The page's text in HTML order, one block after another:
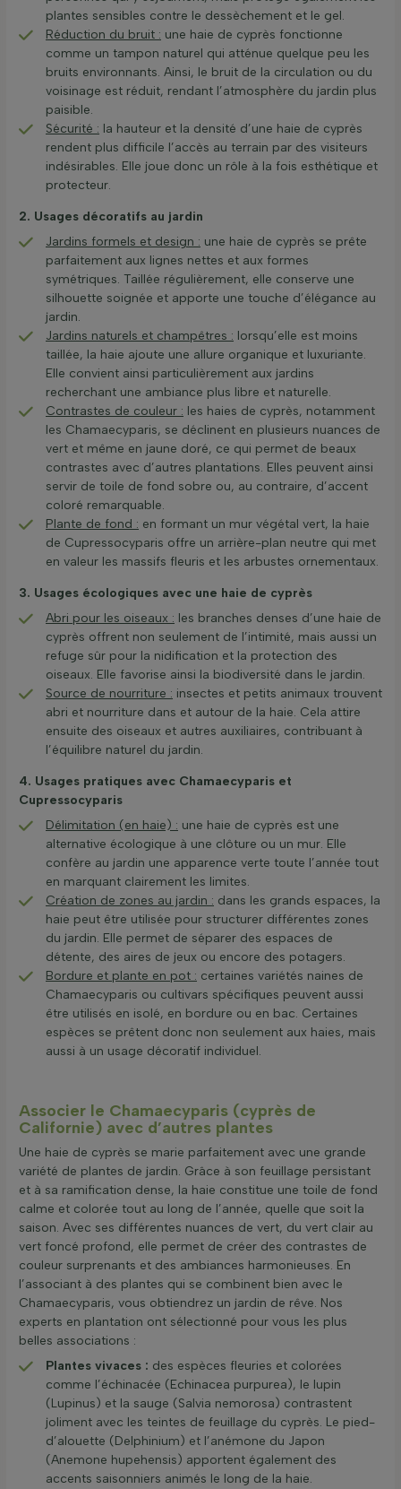
plantes sensibles contre le dessèchement et le gel.
Réduction du bruit : une haie de cyprès fonctionne
comme un tampon naturel qui atténue quelque peu les
bruits environnants. Ainsi, le bruit de la circulation ou du
voisinage est réduit, rendant l’atmosphère du jardin plus
paisible.
Sécurité : la hauteur et la densité d’une haie de cyprès
rendent plus difficile l’accès au terrain par des visiteurs
indésirables. Elle joue donc un rôle à la fois esthétique et
protecteur.
2. Usages décoratifs au jardin
Jardins formels et design : une haie de cyprès se prête
parfaitement aux lignes nettes et aux formes
symétriques. Taillée régulièrement, elle conserve une
silhouette soignée et apporte une touche d’élégance au
jardin.
Jardins naturels et champêtres : lorsqu’elle est moins
taillée, la haie ajoute une allure organique et luxuriante.
Elle convient ainsi particulièrement aux jardins
recherchant une ambiance plus libre et naturelle.
Contrastes de couleur : les haies de cyprès, notamment
les Chamaecyparis, se déclinent en plusieurs nuances de
vert et même en jaune doré, ce qui permet de beaux
contrastes avec d’autres plantations. Elles peuvent ainsi
servir de toile de fond sobre ou, au contraire, d’accent
coloré remarquable.
Plante de fond : en formant un mur végétal vert, la haie
de Cupressocyparis offre un arrière-plan neutre qui met
en valeur les massifs fleuris et les arbustes ornementaux.
3. Usages écologiques avec une haie de cyprès
Abri pour les oiseaux : les branches denses d’une haie de
cyprès offrent non seulement de l’intimité, mais aussi un
refuge sûr pour la nidification et la protection des
oiseaux. Elle favorise ainsi la biodiversité dans le jardin.
Source de nourriture : insectes et petits animaux trouvent
abri et nourriture dans et autour de la haie. Cela attire
ensuite des oiseaux et autres auxiliaires, contribuant à
l’équilibre naturel du jardin.
4. Usages pratiques avec Chamaecyparis et
Cupressocyparis
Délimitation (en haie) : une haie de cyprès est une
alternative écologique à une clôture ou un mur. Elle
confère au jardin une apparence verte toute l’année tout
en marquant clairement les limites.
Création de zones au jardin : dans les grands espaces, la
haie peut être utilisée pour structurer différentes zones
du jardin. Elle permet de séparer des espaces de
détente, des aires de jeux ou encore des potagers.
Bordure et plante en pot : certaines variétés naines de
Chamaecyparis ou cultivars spécifiques peuvent aussi
être utilisés en isolé, en bordure ou en bac. Certaines
espèces se prêtent donc non seulement aux haies, mais
aussi à un usage décoratif individuel.
Associer le Chamaecyparis (cyprès de
Californie) avec d’autres plantes
Une haie de cyprès se marie parfaitement avec une grande
variété de plantes de jardin. Grâce à son feuillage persistant
et à sa ramification dense, la haie constitue une toile de fond
calme et colorée tout au long de l’année, quelle que soit la
saison. Avec ses différentes nuances de vert, du vert clair au
vert foncé profond, elle permet de créer des contrastes de
couleur surprenants et des ambiances harmonieuses. En
l’associant à des plantes qui se combinent bien avec le
Chamaecyparis, vous obtiendrez un jardin de rêve. Nos
experts en plantation ont sélectionné pour vous les plus
belles associations :
Plantes vivaces : des espèces fleuries et colorées
comme l’échinacée (Echinacea purpurea), le lupin
(Lupinus) et la sauge (Salvia nemorosa) contrastent
joliment avec les teintes de feuillage du cyprès. Le pied-
d’alouette (Delphinium) et l’anémone du Japon
(Anemone hupehensis) apportent également des
accents saisonniers animés le long de la haie.